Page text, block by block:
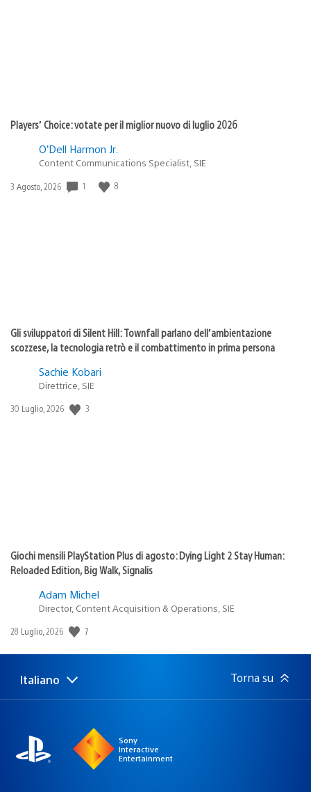
Players’ Choice: votate per il miglior nuovo di luglio 2026
O’Dell Harmon Jr.
Content Communications Specialist, SIE
Data
3 Agosto, 2026 1 8
Gli sviluppatori di Silent Hill: Townfall parlano dell’ambientazione
scozzese, la tecnologia retrò e il combattimento in prima persona
Sachie Kobari
Direttrice, SIE
Data
30 Luglio, 2026 3
Giochi mensili PlayStation Plus di agosto: Dying Light 2 Stay Human:
Reloaded Edition, Big Walk, Signalis
Adam Michel
Director, Content Acquisition & Operations, SIE
Data
pubblicazione:
28 Luglio, 2026 7
Seleziona
Regione
Italiano Torna su
Sony
Interactive
Entertainment